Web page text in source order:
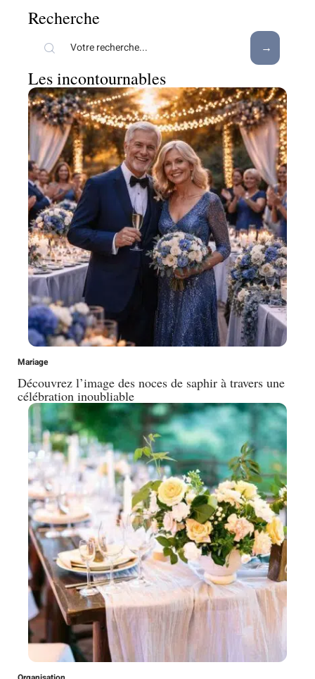
Recherche
Les incontournables
Mariage
Découvrez l’image des noces de saphir à travers une
célébration inoubliable